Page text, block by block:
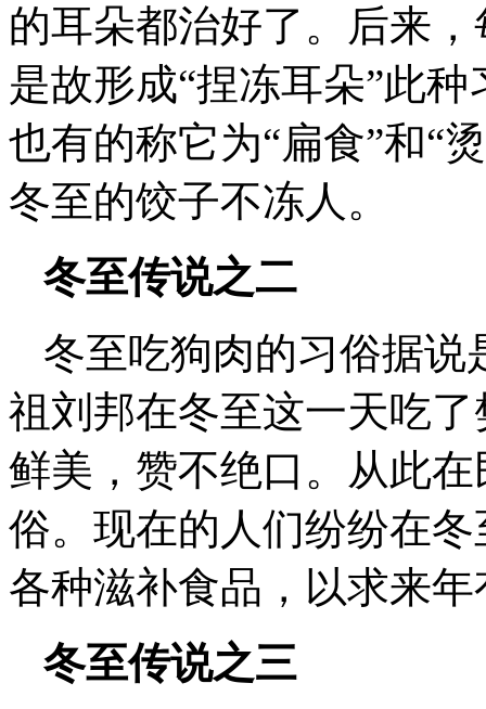
的耳朵都治好了。后来
是故形成“捏冻耳朵”此
也有的称它为“扁食”和“
冬至的饺子不冻人。
冬至传说之二
冬至吃狗肉的习俗据说
祖刘邦在冬至这一天吃
鲜美，赞不绝口。从此
俗。现在的人们纷纷在
各种滋补食品，以求来
冬至传说之三